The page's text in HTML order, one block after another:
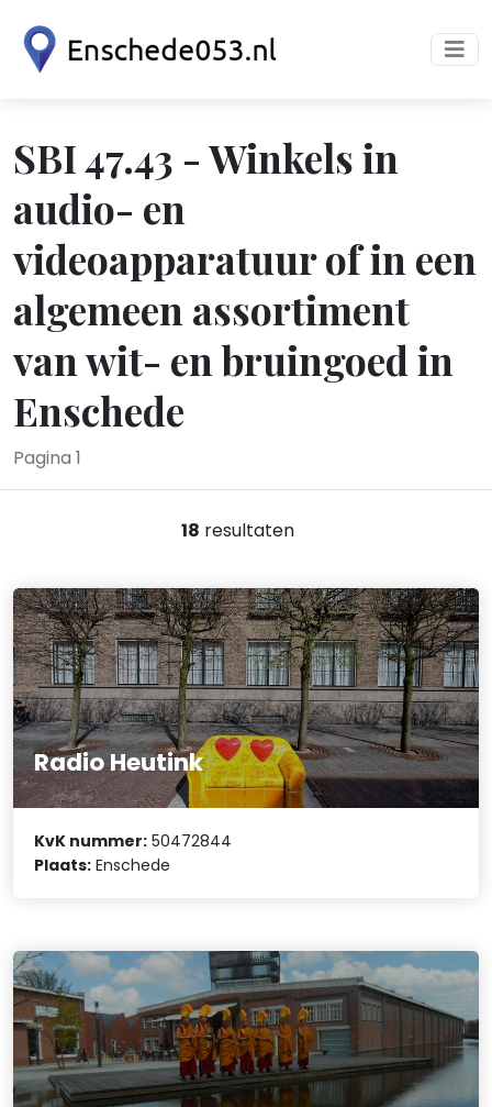
SBI 47.43 - Winkels in
audio- en
videoapparatuur of in een
algemeen assortiment
van wit- en bruingoed in
Enschede
Pagina 1
18 resultaten
Radio Heutink
KvK nummer: 50472844
Plaats: Enschede